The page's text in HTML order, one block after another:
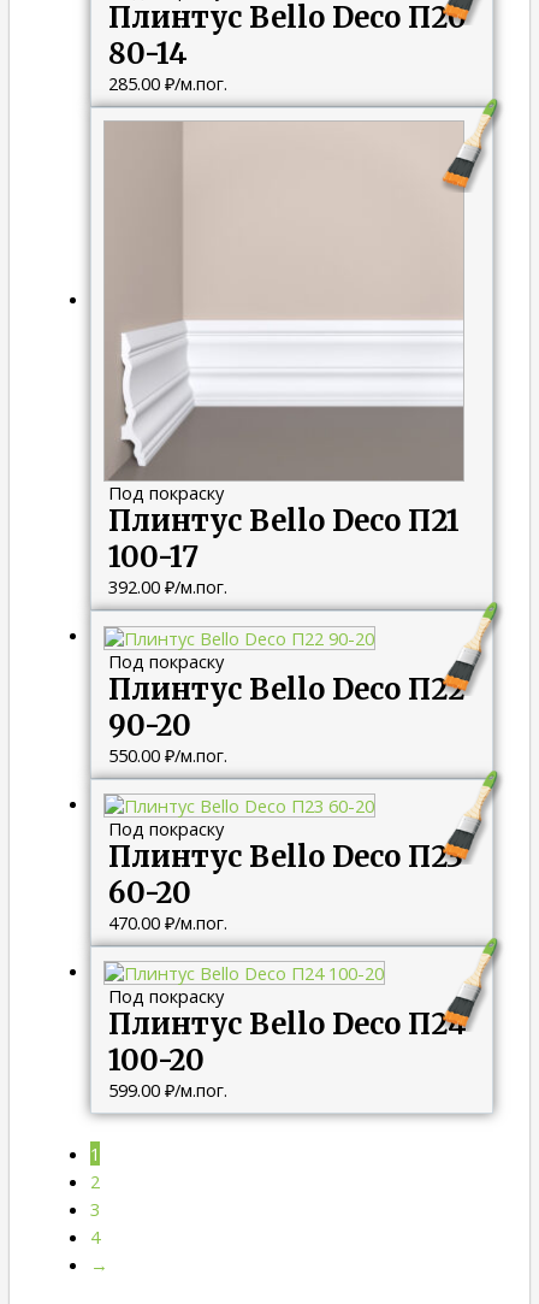
Плинтус Bello Deco П20
80-14
285.00 ₽/м.пог.
Под покраску
Плинтус Bello Deco П21
100-17
392.00 ₽/м.пог.
Под покраску
Плинтус Bello Deco П22
90-20
550.00 ₽/м.пог.
Под покраску
Плинтус Bello Deco П23
60-20
470.00 ₽/м.пог.
Под покраску
Плинтус Bello Deco П24
100-20
599.00 ₽/м.пог.
1
2
3
4
→